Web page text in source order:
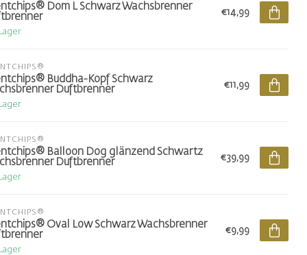
Dom L Schwarz Wachsbrenner
€14,99
Buddha-Kopf Schwarz
Duftbrenner
€11,99
Balloon Dog glänzend Schwartz
Duftbrenner
€39,99
Oval Low Schwarz Wachsbrenner
€9,99